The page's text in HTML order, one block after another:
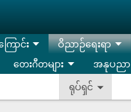
ောင်း ဝိညာဉ်ရေးရာ
ရုပ်ရှင်
တေးဂီတများ
အနုပညာ